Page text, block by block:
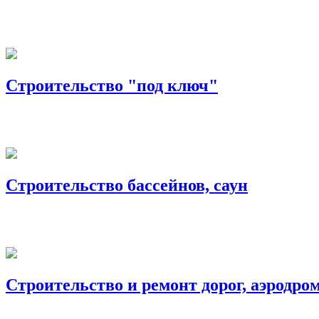
Строительство "под ключ"
Строительство бассейнов, саун
Строительство и ремонт дорог,